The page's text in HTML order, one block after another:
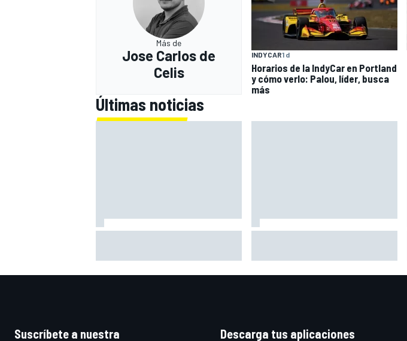
Más de
Jose Carlos de
Celis
INDYCAR1 d
Horarios de la IndyCar en Portland
y cómo verlo: Palou, líder, busca
más
Últimas noticias
Suscríbete a nuestra
Descarga tus aplicaciones